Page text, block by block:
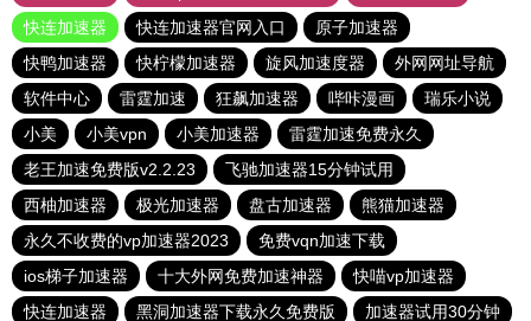
快连加速器
快连加速器官网入口
原子加速器
快鸭加速器
快柠檬加速器 旋风加速度器
外网网址导航
软件中心
雷霆加速 狂飙加速器 哔咔漫画
瑞乐小说
小美
小美vpn 小美加速器
雷霆加速免费永久
老王加速免费版v2.2.23
飞驰加速器15分钟试用
西柚加速器
极光加速器 盘古加速器
熊猫加速器
永久不收费的vp加速器2023
免费vqn加速下载
ios梯子加速器
十大外网免费加速神器
快喵vp加速器
快连加速器
黑洞加速器下载永久免费版 加速器试用30分钟